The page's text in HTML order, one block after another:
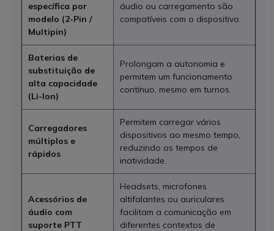
específica por
modelo (2-Pin /
Multipin)
áudio ou carregamento são
compatíveis com o dispositivo.
Baterias de
substituição de
alta capacidade
(Li-Ion)
Prolongam a autonomia e
permitem um funcionamento
contínuo, mesmo em turnos.
Carregadores
múltiplos e
rápidos
Permitem carregar vários
dispositivos ao mesmo tempo,
reduzindo os tempos de
inatividade.
Acessórios de
áudio com
suporte PTT
Headsets, microfones
altifalantes ou auriculares
facilitam a comunicação em
diferentes contextos de